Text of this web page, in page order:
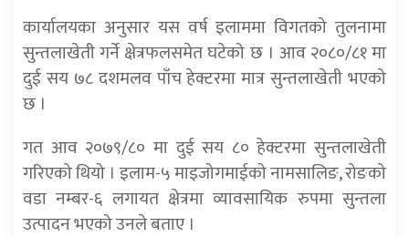
कार्यालयका अनुसार यस वर्ष इलाममा विगतको तुलनामा
सुन्तलाखेती गर्ने क्षेत्रफलसमेत घटेको छ । आव २०८०/८१ मा
दुई सय ७८ दशमलव पाँच हेक्टरमा मात्र सुन्तलाखेती भएको
छ ।
गत आव २०७९/८० मा दुई सय ८० हेक्टरमा सुन्तलाखेती
गरिएको थियो । इलाम-५ माइजोगमाईको नामसालिङ, रोङको
वडा नम्बर-६ लगायत क्षेत्रमा व्यावसायिक रुपमा सुन्तला
उत्पादन भएको उनले बताए ।